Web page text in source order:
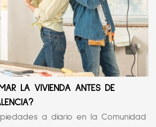
LA VIVIENDA ANTES DE
a diario en la Comunidad